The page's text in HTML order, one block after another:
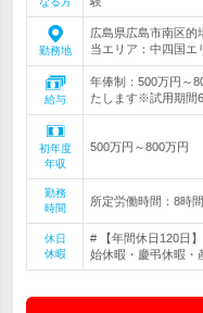
勤務地
広島県広島市南区
当エリア：中四国エ
給与
年俸制：500万円～
たします※試用期間
初年度
年収
500万円～800万円
勤務
時間
所定労働時間：8時
休日
休暇
# 【年間休日120日
始休暇・慶弔休暇・